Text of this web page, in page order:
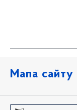
Мапа сайту